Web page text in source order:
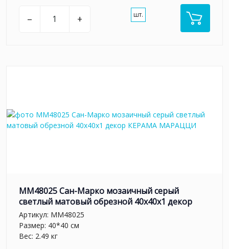
– + шт.
MM48025 Сан-Марко мозаичный серый
светлый матовый обрезной 40x40x1 декор
Артикул: MM48025
Размер: 40*40 см
Вес: 2.49 кг